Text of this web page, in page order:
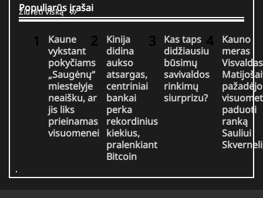
Populiarūs įrašai
Žiūrėti viską
Kaune
vykstant
pokyčiams
„Saugėnų“
miestelyje
neaišku, ar
jis liks
prieinamas
visuomenei
Kinija
didina
aukso
atsargas,
centriniai
bankai
perka
rekordinius
kiekius,
pralenkiant
Bitcoin
Kas taps
didžiausiu
būsimų
savivaldos
rinkimų
siurprizu?
Kauno
meras
Visvaldas
pažadėjo
visuomet
paduoti
ranką
Sauliui